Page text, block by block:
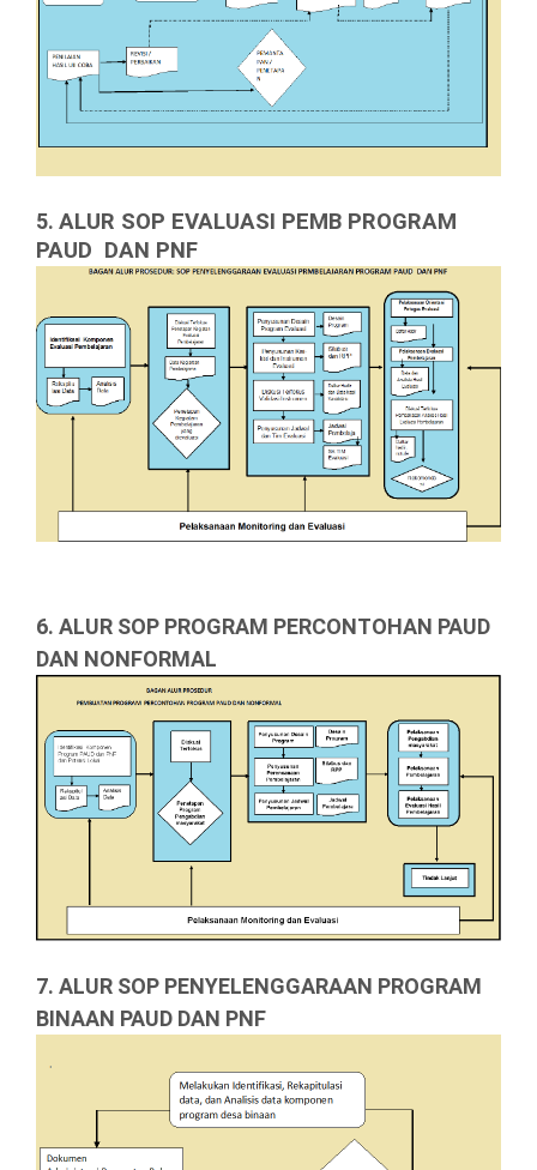
5. ALUR SOP EVALUASI PEMB PROGRAM
PAUD DAN PNF
6. ALUR SOP PROGRAM PERCONTOHAN PAUD
DAN NONFORMAL
7. ALUR SOP PENYELENGGARAAN PROGRAM
BINAAN PAUD DAN PNF